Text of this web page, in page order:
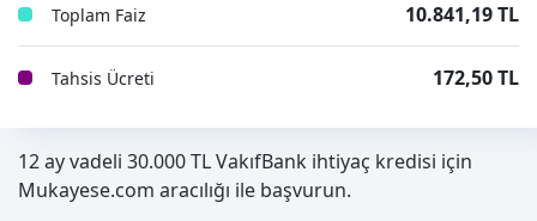
Toplam Faiz 10.841,19 TL
Tahsis Ücreti 172,50 TL
12 ay vadeli 30.000 TL VakıfBank ihtiyaç kredisi için
Mukayese.com aracılığı ile başvurun.